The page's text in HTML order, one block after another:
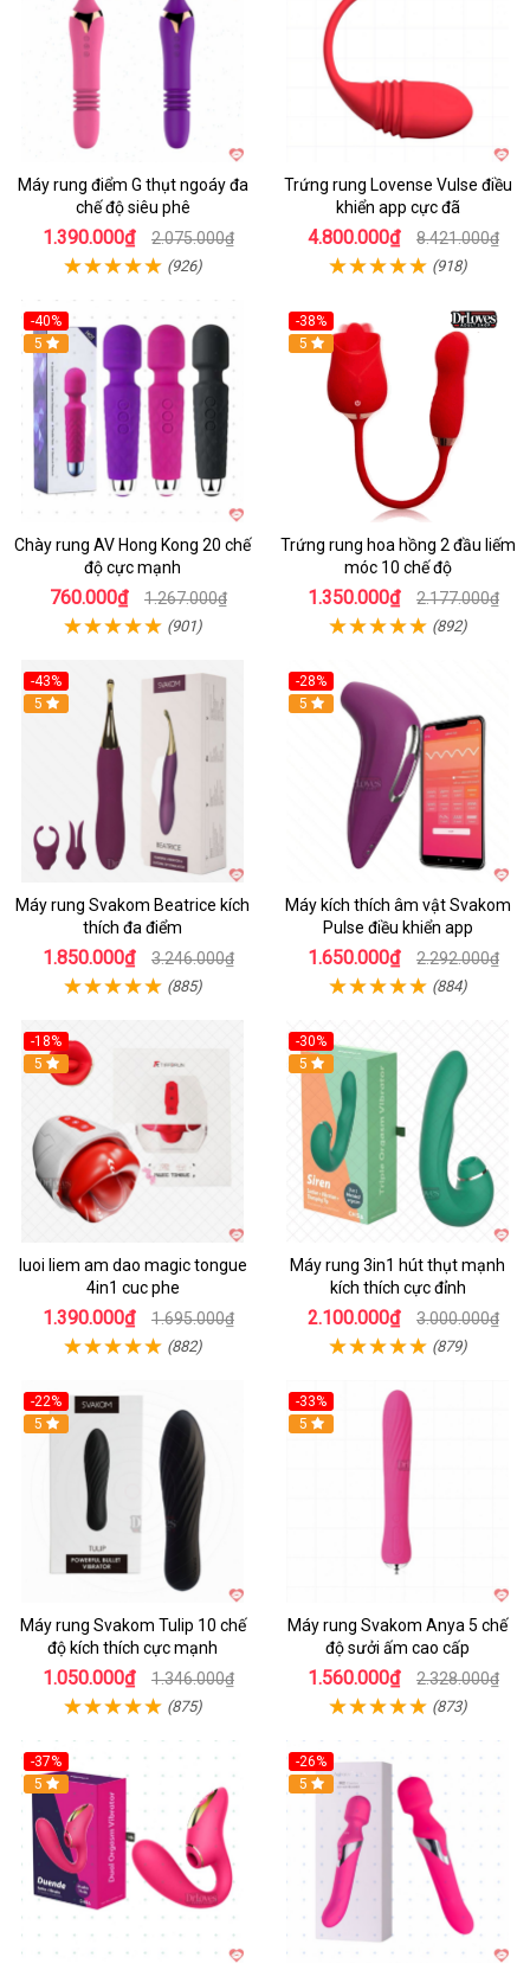
Máy rung điểm G thụt ngoáy đa
chế độ siêu phê
1.390.000₫ 2.075.000₫
(926)
Trứng rung Lovense Vulse điều
khiển app cực đã
4.800.000₫ 8.421.000₫
(918)
-40%
5
Chày rung AV Hong Kong 20 chế
độ cực mạnh
760.000₫ 1.267.000₫
(901)
-38%
Hot
5
Trứng rung hoa hồng 2 đầu liếm
móc 10 chế độ
1.350.000₫ 2.177.000₫
(892)
-43%
Hot
5
Máy rung Svakom Beatrice kích
thích đa điểm
1.850.000₫ 3.246.000₫
(885)
-28%
Hot
5
Máy kích thích âm vật Svakom
Pulse điều khiển app
1.650.000₫ 2.292.000₫
(884)
-18%
Hot
5
luoi liem am dao magic tongue
4in1 cuc phe
1.390.000₫ 1.695.000₫
(882)
-30%
Hot
5
Máy rung 3in1 hút thụt mạnh
kích thích cực đỉnh
2.100.000₫ 3.000.000₫
(879)
-22%
Hot
5
Máy rung Svakom Tulip 10 chế
độ kích thích cực mạnh
1.050.000₫ 1.346.000₫
(875)
-33%
Hot
5
Máy rung Svakom Anya 5 chế
độ sưởi ấm cao cấp
1.560.000₫ 2.328.000₫
(873)
-37%
Hot
5
-26%
Hot
5